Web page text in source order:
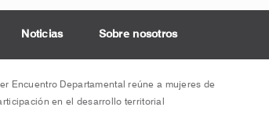
Noticias Sobre nosotros
Encuentro Departamental reúne a mujeres de
en el desarrollo territorial